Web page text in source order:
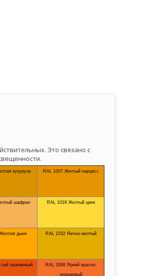
Это связано с
кукуруза RAL 1007 Желтый нарцисс
шафран RAL 1018 Желтый цинк
дыня RAL 1032 Яично-желтый
оранжевый
RAL 2008 Яркий красно-
оранжевый